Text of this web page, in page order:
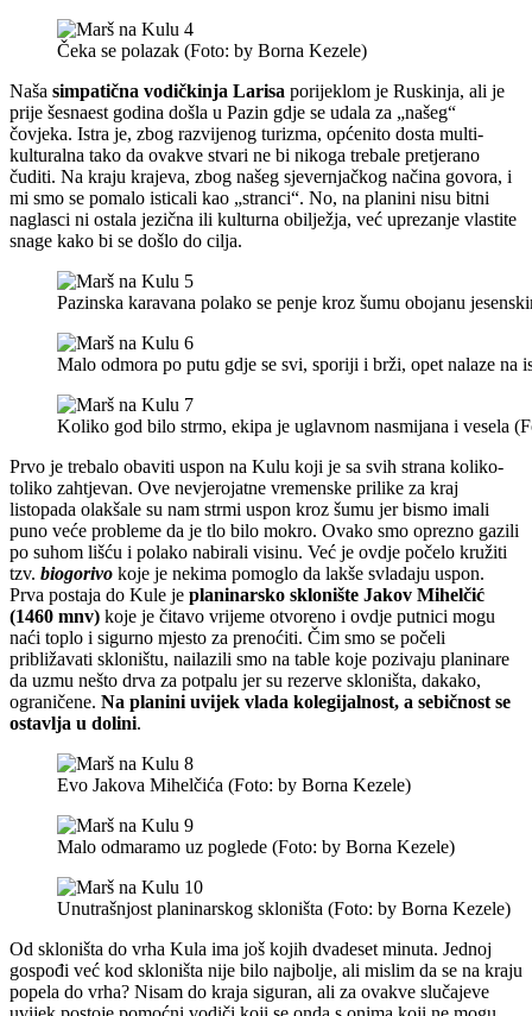
Čeka se polazak (Foto: by Borna Kezele)
Naša simpatična vodičkinja Larisa porijeklom je Ruskinja, ali je
prije šesnaest godina došla u Pazin gdje se udala za „našeg“
čovjeka. Istra je, zbog razvijenog turizma, općenito dosta multi-
kulturalna tako da ovakve stvari ne bi nikoga trebale pretjerano
čuditi. Na kraju krajeva, zbog našeg sjevernjačkog načina govora, i
mi smo se pomalo isticali kao „stranci“. No, na planini nisu bitni
naglasci ni ostala jezična ili kulturna obilježja, već uprezanje vlastite
snage kako bi se došlo do cilja.
Pazinska karavana polako se penje kroz šumu obojanu
Malo odmora po putu gdje se svi, sporiji i brži, opet nalaze na
Koliko god bilo strmo, ekipa je uglavnom nasmijana i vesela
Prvo je trebalo obaviti uspon na Kulu koji je sa svih strana koliko-
toliko zahtjevan. Ove nevjerojatne vremenske prilike za kraj
listopada olakšale su nam strmi uspon kroz šumu jer bismo imali
puno veće probleme da je tlo bilo mokro. Ovako smo oprezno gazili
po suhom lišću i polako nabirali visinu. Već je ovdje počelo kružiti
tzv. biogorivo koje je nekima pomoglo da lakše svladaju uspon.
Prva postaja do Kule je planinarsko sklonište Jakov Mihelčić
(1460 mnv) koje je čitavo vrijeme otvoreno i ovdje putnici mogu
naći toplo i sigurno mjesto za prenoćiti. Čim smo se počeli
približavati skloništu, nailazili smo na table koje pozivaju planinare
da uzmu nešto drva za potpalu jer su rezerve skloništa, dakako,
ograničene. Na planini uvijek vlada kolegijalnost, a sebičnost se
ostavlja u dolini.
Evo Jakova Mihelčića (Foto: by Borna Kezele)
Malo odmaramo uz poglede (Foto: by Borna Kezele)
Unutrašnjost planinarskog skloništa (Foto: by Borna Kezele)
Od skloništa do vrha Kula ima još kojih dvadeset minuta. Jednoj
gospođi već kod skloništa nije bilo najbolje, ali mislim da se na kraju
popela do vrha? Nisam do kraja siguran, ali za ovakve slučajeve